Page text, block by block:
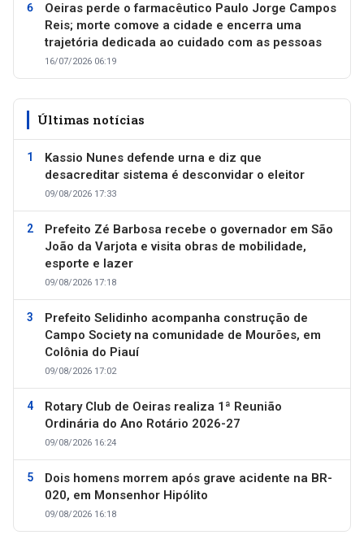
Oeiras perde o farmacêutico Paulo Jorge Campos
Reis; morte comove a cidade e encerra uma
trajetória dedicada ao cuidado com as pessoas
16/07/2026 06:19
Últimas notícias
Kassio Nunes defende urna e diz que
desacreditar sistema é desconvidar o eleitor
09/08/2026 17:33
Prefeito Zé Barbosa recebe o governador em São
João da Varjota e visita obras de mobilidade,
esporte e lazer
09/08/2026 17:18
Prefeito Selidinho acompanha construção de
Campo Society na comunidade de Mourões, em
Colônia do Piauí
09/08/2026 17:02
Rotary Club de Oeiras realiza 1ª Reunião
Ordinária do Ano Rotário 2026-27
09/08/2026 16:24
Dois homens morrem após grave acidente na BR-
020, em Monsenhor Hipólito
09/08/2026 16:18